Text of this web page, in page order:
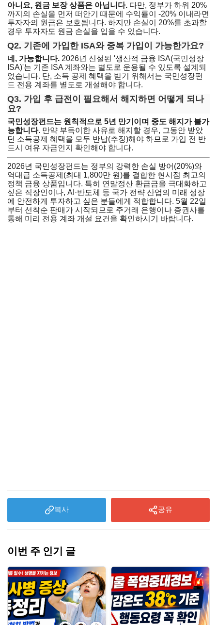
아니요, 원금 보장 상품은 아닙니다. 다만, 정부가 하위 20%
까지의 손실을 먼저 떠안기 때문에 수익률이 -20% 이내라면
투자자의 원금은 보호됩니다. 하지만 손실이 20%를 초과할
경우 투자자도 원금 손실을 입을 수 있습니다.
Q2. 기존에 가입한 ISA와 중복 가입이 가능한가요?
네, 가능합니다. 2026년 신설된 '생산적 금융 ISA(국민성장
ISA)'는 기존 ISA 계좌와는 별도로 운용될 수 있도록 설계되
었습니다. 단, 소득 공제 혜택을 받기 위해서는 국민성장펀
드 전용 계좌를 별도로 개설해야 합니다.
Q3. 가입 후 급전이 필요해서 해지하면 어떻게 되나
요?
국민성장펀드는 원칙적으로 5년 만기이며 중도 해지가 불가
능합니다. 만약 부득이한 사유로 해지할 경우, 그동안 받았
던 소득공제 혜택을 모두 반납(추징)해야 하므로 가입 전 반
드시 여유 자금인지 확인해야 합니다.
2026년 국민성장펀드는 정부의 강력한 손실 방어(20%)와
역대급 소득공제(최대 1,800만 원)를 결합한 현시점 최고의
정책 금융 상품입니다. 특히 연말정산 환급금을 극대화하고
싶은 직장인이나, AI·반도체 등 국가 전략 산업의 미래 성장
에 안전하게 투자하고 싶은 분들에게 적합합니다. 5월 22일
부터 선착순 판매가 시작되므로 주거래 은행이나 증권사를
통해 미리 전용 계좌 개설 요건을 확인하시기 바랍니다.
복사 공유
이번 주 인기 글